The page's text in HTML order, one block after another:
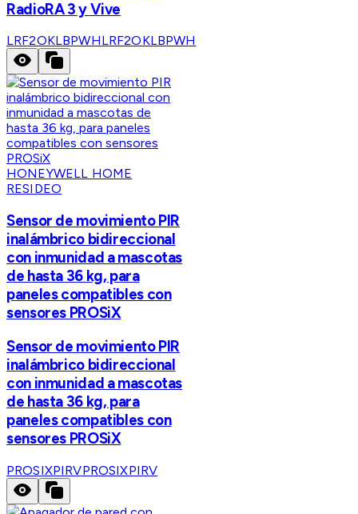
RadioRA 3 y Vive
LRF2OKLBPWHLRF2OKLBPWH
HONEYWELL HOME
RESIDEO
Sensor de movimiento PIR
inalámbrico bidireccional
con inmunidad a mascotas
de hasta 36 kg, para
paneles compatibles con
sensores PROSiX
Sensor de movimiento PIR
inalámbrico bidireccional
con inmunidad a mascotas
de hasta 36 kg, para
paneles compatibles con
sensores PROSiX
PROSIXPIRVPROSIXPIRV